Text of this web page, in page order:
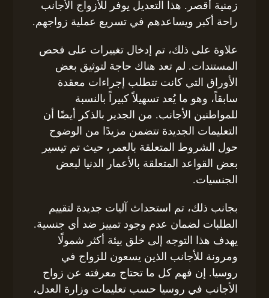
زمنية أقصر. هذا التعديل يوفر للأزواج الأجانب
راحة أكبر ويساعدهم في تسريع عملية زواجهم.
علاوة على ذلك، تم إدخال تغييرات على فحص
المستندات. لم تعد هناك حاجة لتوثيق بعض
الأوراق التي كانت تتطلب إجراءات معقدة
سابقاً، وهو ما يُعد تسهيلاً كبيراً بالنسبة
للمواطنين الأجانب. من الجدير بالذكر أيضًا أن
التعليمات الجديدة تتضمن مزيدًا من الوضوح
حول الشروط المتعلقة بالعمر، حيث تم تيسير
بعض القواعد المتعلقة بالأعمار الدنيا لبعض
الجنسيات.
بجانب ذلك، تم استحداث آليات جديدة لتقييم
الطلبات لضمان عدم وجود تمييز ضد أي جنسية.
يهدف هذا التوجه إلى خلق بيئة أكثر شمولًا
ومرونة للأجانب الذين يسعون للزواج في
روسيا. إن فهم كل ما تحتاج معرفته عن زواج
الأجانب في روسيا حسب تعليمات وزارة العدل،